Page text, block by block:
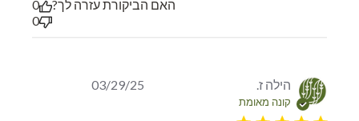
האם הביקורת עזרה לך?
0
0
הילה ז.
קונה מאומת
03/29/25